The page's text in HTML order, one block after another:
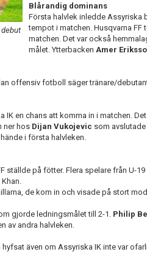
Blårandig dominans
Första halvlek inledde Assyriska
tempot i matchen. Husqvarna FF
matchen. Det var också
målet. Ytterbacken Amer
offensiv fotboll säger tränare/
IK en chans att komma in i matchen.
ner hos Dijan Vukojevic som
i första halvleken.
ställde på fötter. Flera spelare från U-
de kom in och visade på stort
gjorde ledningsmålet till 2-1. Philip
av andra halvleken.
även om Assyriska IK inte var